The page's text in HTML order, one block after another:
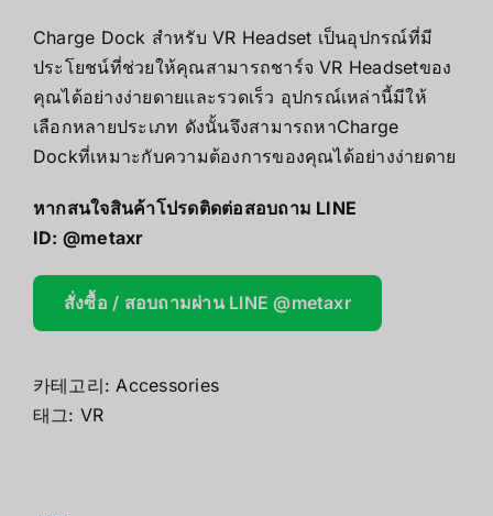
Charge Dock สำหรับ VR Headset เป็นอุปกรณ์ที่มี
ประโยชน์ที่ช่วยให้คุณสามารถชาร์จ VR Headsetของ
คุณได้อย่างง่ายดายและรวดเร็ว อุปกรณ์เหล่านี้มีให้
เลือกหลายประเภท ดังนั้นจึงสามารถหาCharge
Dockที่เหมาะกับความต้องการของคุณได้อย่างง่ายดาย
หากสนใจสินค้าโปรดติดต่อสอบถาม LINE
ID: @metaxr
สั่งซื้อ / สอบถามผ่าน LINE @metaxr
카테고리: Accessories
태그: VR